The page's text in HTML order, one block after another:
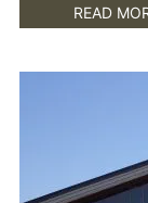
READ